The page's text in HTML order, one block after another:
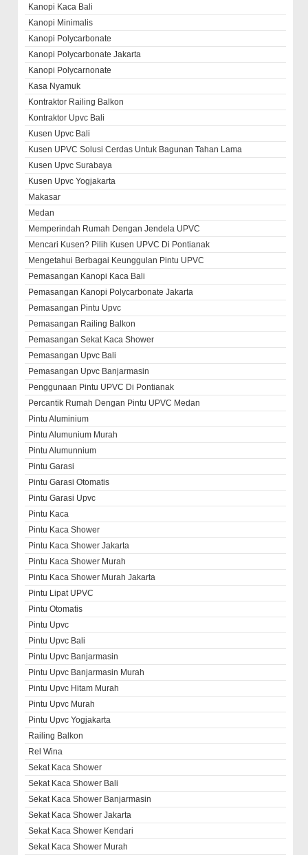
Kanopi Kaca Bali
Kanopi Minimalis
Kanopi Polycarbonate
Kanopi Polycarbonate Jakarta
Kanopi Polycarnonate
Kasa Nyamuk
Kontraktor Railing Balkon
Kontraktor Upvc Bali
Kusen Upvc Bali
Kusen UPVC Solusi Cerdas Untuk Bagunan Tahan Lama
Kusen Upvc Surabaya
Kusen Upvc Yogjakarta
Makasar
Medan
Memperindah Rumah Dengan Jendela UPVC
Mencari Kusen? Pilih Kusen UPVC Di Pontianak
Mengetahui Berbagai Keunggulan Pintu UPVC
Pemasangan Kanopi Kaca Bali
Pemasangan Kanopi Polycarbonate Jakarta
Pemasangan Pintu Upvc
Pemasangan Railing Balkon
Pemasangan Sekat Kaca Shower
Pemasangan Upvc Bali
Pemasangan Upvc Banjarmasin
Penggunaan Pintu UPVC Di Pontianak
Percantik Rumah Dengan Pintu UPVC Medan
Pintu Aluminium
Pintu Alumunium Murah
Pintu Alumunnium
Pintu Garasi
Pintu Garasi Otomatis
Pintu Garasi Upvc
Pintu Kaca
Pintu Kaca Shower
Pintu Kaca Shower Jakarta
Pintu Kaca Shower Murah
Pintu Kaca Shower Murah Jakarta
Pintu Lipat UPVC
Pintu Otomatis
Pintu Upvc
Pintu Upvc Bali
Pintu Upvc Banjarmasin
Pintu Upvc Banjarmasin Murah
Pintu Upvc Hitam Murah
Pintu Upvc Murah
Pintu Upvc Yogjakarta
Railing Balkon
Rel Wina
Sekat Kaca Shower
Sekat Kaca Shower Bali
Sekat Kaca Shower Banjarmasin
Sekat Kaca Shower Jakarta
Sekat Kaca Shower Kendari
Sekat Kaca Shower Murah